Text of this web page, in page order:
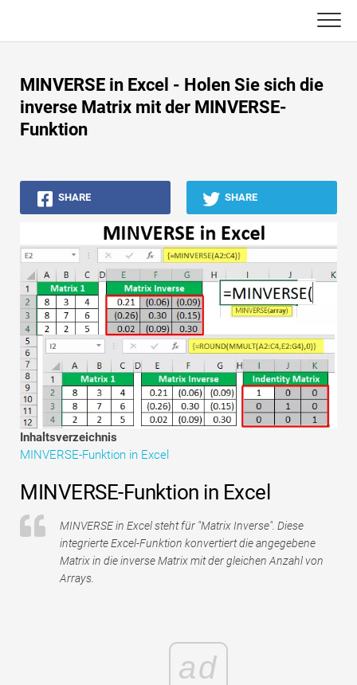
content
Buchhaltungs-Tutorials
Asset Management-Tutorials
Excel, VBA & Power BI
Investment Banking Tutorials
Top Bücher
Finanzkarriere-Leitfäden
Ressourcen für die Finanzzertifizierung
Tutorials zur Finanzmodellierung
Vollständige Form
Risikomanagement-Tutorials
MINVERSE in Excel - Holen Sie sich die
inverse Matrix mit der MINVERSE-
Funktion
SHARE SHARE
Inhaltsverzeichnis
MINVERSE-Funktion in Excel
MINVERSE-Funktion in Excel
MINVERSE in Excel steht für "Matrix Inverse". Diese
integrierte Excel-Funktion konvertiert die angegebene
Matrix in die inverse Matrix mit der gleichen Anzahl von
Arrays.
ad